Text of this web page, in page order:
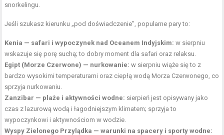
snorkelingu.
Jeśli szukasz kierunku „pod doświadczenie”, popularne pary to:
Kenia — safari i wypoczynek nad Oceanem Indyjskim: w sierpniu
wskazuje się porę suchą; to dobry moment dla safari oraz relaksu.
Egipt (Morze Czerwone) — nurkowanie: w sierpniu wiąże się to z
bardzo wysokimi temperaturami oraz ciepłą wodą Morza Czerwonego, co
sprzyja nurkowaniu.
Zanzibar — plaże i aktywności wodne: sierpień jest opisywany jako
czas z lazurową wodą i łagodniejszym klimatem; sprzyja to
wypoczynkowi i aktywnościom w wodzie.
Wyspy Zielonego Przylądka — warunki na spacery i sporty wodne: